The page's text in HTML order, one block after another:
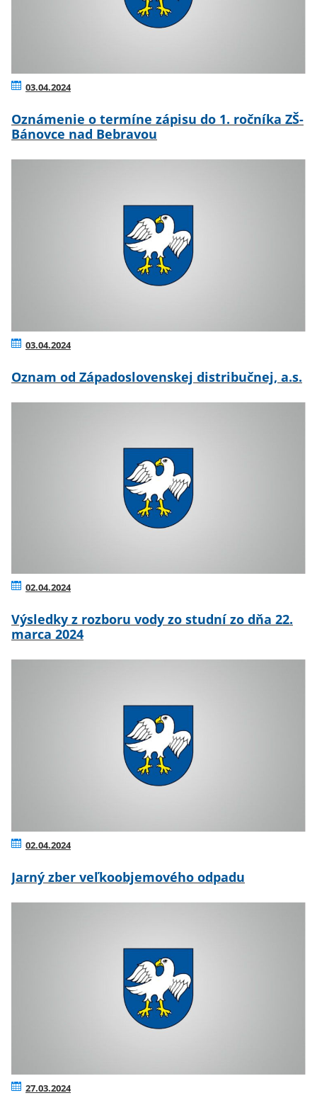
03.04.2024
Oznámenie o termíne zápisu do 1. ročníka ZŠ-
Bánovce nad Bebravou
03.04.2024
Oznam od Západoslovenskej distribučnej, a.s.
02.04.2024
Výsledky z rozboru vody zo studní zo dňa 22.
marca 2024
02.04.2024
Jarný zber veľkoobjemového odpadu
27.03.2024